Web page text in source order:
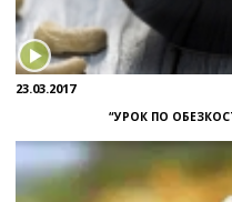
23.03.2017
“УРОК ПО